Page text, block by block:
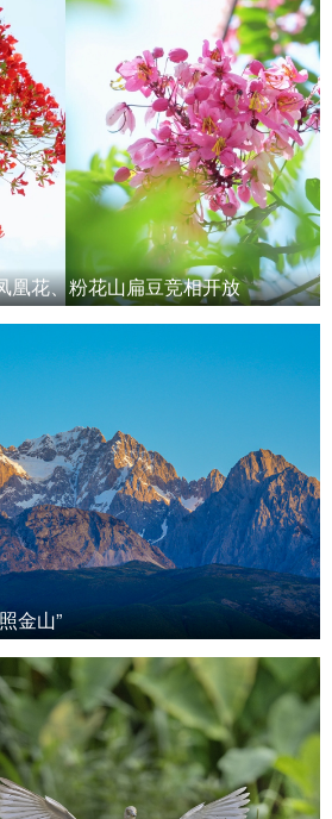
凰花、粉花山扁豆竞相开放
金山”